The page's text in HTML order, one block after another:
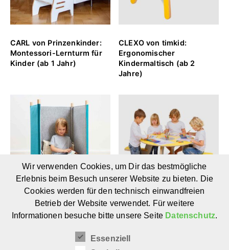
CARL von Prinzenkinder:
Montessori-Lernturm für
Kinder (ab 1 Jahr)
CLEXO von timkid:
Ergonomischer
Kindermaltisch (ab 2
Jahre)
SILA von timkid: Modulare
TAVI von timkid:
2 Jahre)
Wir verwenden Cookies, um Dir das bestmögliche
Erlebnis beim Besuch unserer Website zu bieten. Die
Cookies werden für den technisch einwandfreien
Betrieb der Website verwendet. Für weitere
Informationen besuche bitte unsere Seite Datenschutz.
Essenziell